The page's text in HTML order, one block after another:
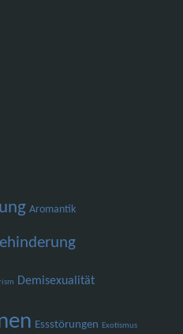
Aromantik
Demisexualität
Essstörungen Exotismus